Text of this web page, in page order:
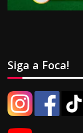
Siga a Foca!